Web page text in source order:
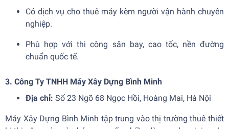
Có dịch vụ cho thuê máy kèm người vận hành chuyên
nghiệp.
Phù hợp với thi công sân bay, cao tốc, nền đường
chuẩn quốc tế.
3. Công Ty TNHH Máy Xây Dựng Bình Minh
Địa chỉ: Số 23 Ngõ 68 Ngọc Hồi, Hoàng Mai, Hà Nội
Máy Xây Dựng Bình Minh tập trung vào thị trường thuê thiết